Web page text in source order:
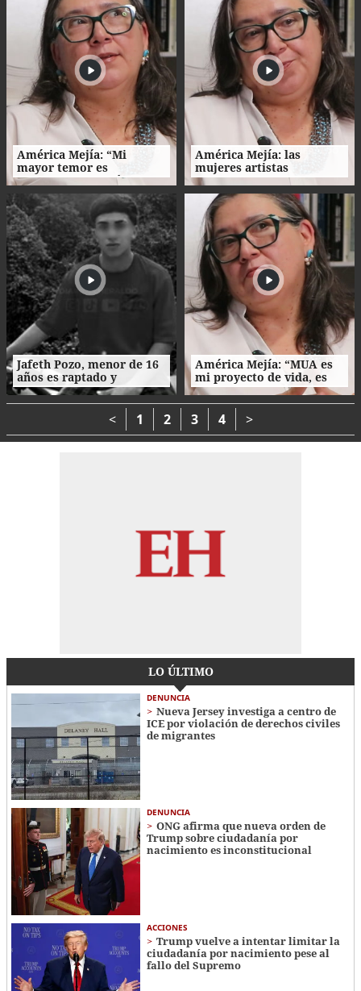
América Mejía: “Mi
mayor temor es
traicionarme a mí
misma"
América Mejía: las
mujeres artistas
enfrentan barreras entre
la creación, el trabajo y el
hogar
Jafeth Pozo, menor de 16
años es raptado y
asesinado tras cita en
Tegucigalpa
América Mejía: “MUA es
mi proyecto de vida, es
parte de mi esencia”
< 1 2 3 4 >
LO ÚLTIMO
DENUNCIA
Nueva Jersey investiga a centro de
ICE por violación de derechos civiles
de migrantes
DENUNCIA
ONG afirma que nueva orden de
Trump sobre ciudadanía por
nacimiento es inconstitucional
ACCIONES
Trump vuelve a intentar limitar la
ciudadanía por nacimiento pese al
fallo del Supremo